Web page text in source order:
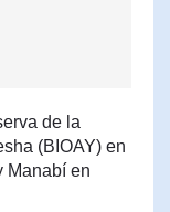
de la
(BIOAY) en
Manabí en